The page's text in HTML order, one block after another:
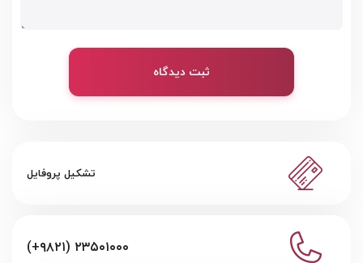
ثبت دیدگاه
تشکیل پروفایل
(+۹۸۲۱) ۲۳۵۰۱۰۰۰